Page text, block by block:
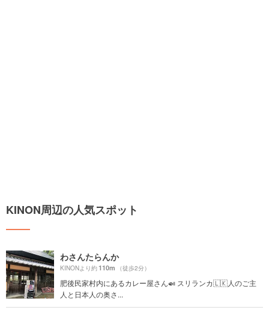
KINON周辺の人気スポット
わさんたらんか
KINONより約110m （徒歩2分）
肥後民家村内にあるカレー屋さん🍛 スリランカ🇱🇰人のご主
人と日本人の奥さ...